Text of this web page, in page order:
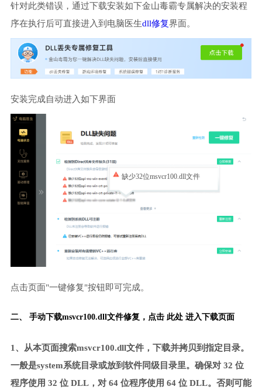
针对此类错误，通过下载安装如下金山毒霸专属解决的安装程
序在执行后可直接进入到电脑医生dll修复界面。
安装完成自动进入如下界面
缺少32位msvcr100.dll文件
点击页面"一键修复"按钮即可完成。
二、 手动下载msvcr100.dll文件修复， 点击 此处 进入下载页面
1、从本页面搜索msvcr100.dll文件，下载并拷贝到指定目录。
一般是system系统目录或放到软件同级目录里。确保对 32 位
程序使用 32 位 DLL，对 64 位程序使用 64 位 DLL。否则可能